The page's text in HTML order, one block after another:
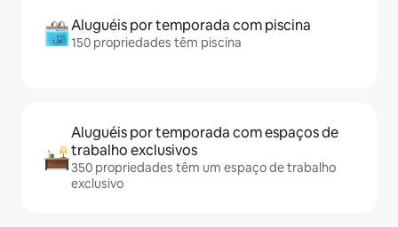
Aluguéis por temporada com piscina
150 propriedades têm piscina
Aluguéis por temporada com espaços de
trabalho exclusivos
350 propriedades têm um espaço de trabalho
exclusivo